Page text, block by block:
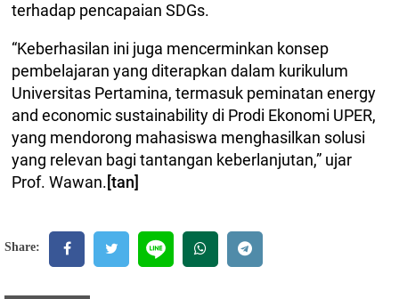
terhadap pencapaian SDGs.
“Keberhasilan ini juga mencerminkan konsep
pembelajaran yang diterapkan dalam kurikulum
Universitas Pertamina, termasuk peminatan energy
and economic sustainability di Prodi Ekonomi UPER,
yang mendorong mahasiswa menghasilkan solusi
yang relevan bagi tantangan keberlanjutan,” ujar
Prof. Wawan.[tan]
Share: